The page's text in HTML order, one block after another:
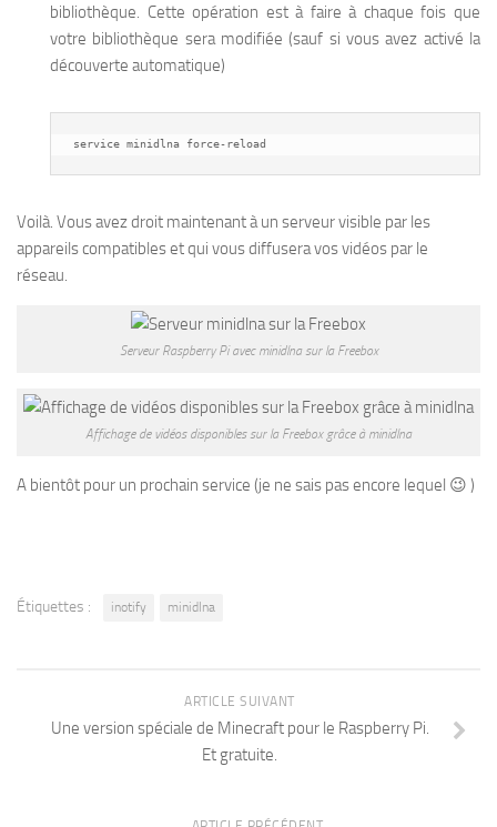
bibliothèque. Cette opération est à faire à chaque fois que
votre bibliothèque sera modifiée (sauf si vous avez activé la
découverte automatique)
service minidlna force-reload
Voilà. Vous avez droit maintenant à un serveur visible par les
appareils compatibles et qui vous diffusera vos vidéos par le
réseau.
Serveur Raspberry Pi avec minidlna sur la Freebox
Affichage de vidéos disponibles sur la Freebox grâce à minidlna
A bientôt pour un prochain service (je ne sais pas encore lequel 😉 )
Étiquettes : inotify minidlna
ARTICLE SUIVANT
Une version spéciale de Minecraft pour le Raspberry Pi.
Et gratuite.